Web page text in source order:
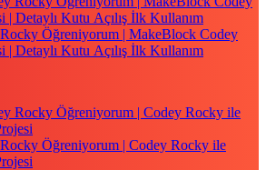
Öğreniyorum | MakeBlock Codey
| Detaylı Kutu Açılış İlk Kullanım
Öğreniyorum | Codey Rocky ile